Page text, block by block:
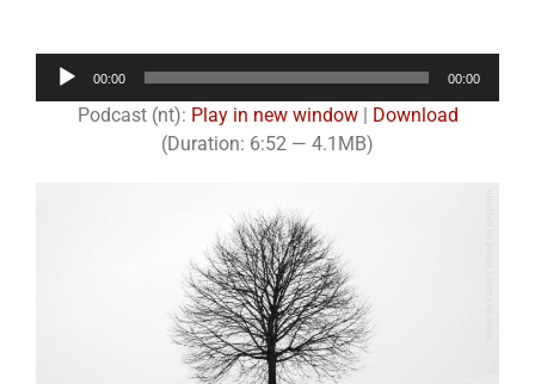
00:00 00:00
Podcast (nt): Play in new window| Download
(Duration: 6:52 — 4.1MB)